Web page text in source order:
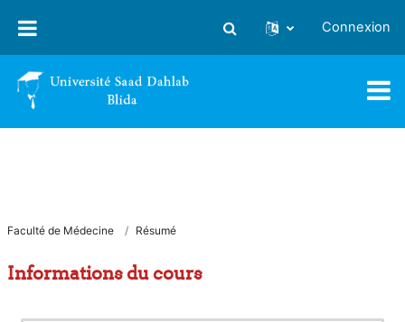
Activer/désactiver la saisie
Connexion
Faculté de Médecine Résumé
Informations du cours